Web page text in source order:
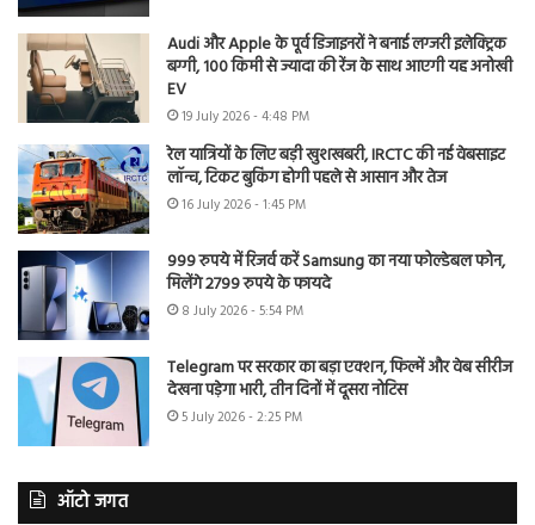
Audi और Apple के पूर्व डिजाइनरों ने बनाई लग्जरी इलेक्ट्रिक
बग्गी, 100 किमी से ज्यादा की रेंज के साथ आएगी यह अनोखी
EV
19 July 2026 - 4:48 PM
रेल यात्रियों के लिए बड़ी खुशखबरी, IRCTC की नई वेबसाइट
लॉन्च, टिकट बुकिंग होगी पहले से आसान और तेज
16 July 2026 - 1:45 PM
999 रुपये में रिजर्व करें Samsung का नया फोल्डेबल फोन,
मिलेंगे 2799 रुपये के फायदे
8 July 2026 - 5:54 PM
Telegram पर सरकार का बड़ा एक्शन, फिल्में और वेब सीरीज
देखना पड़ेगा भारी, तीन दिनों में दूसरा नोटिस
5 July 2026 - 2:25 PM
ऑटो जगत